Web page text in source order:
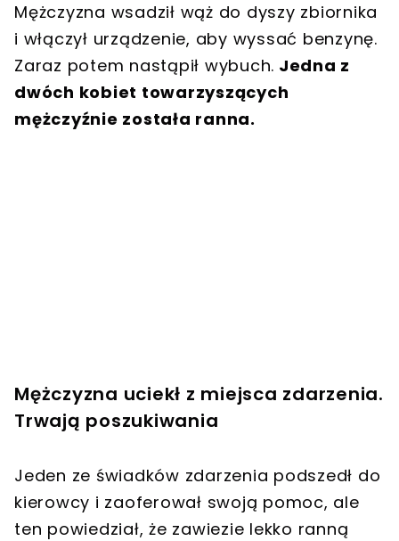
Mężczyzna wsadził wąż do dyszy zbiornika
i włączył urządzenie, aby wyssać benzynę.
Zaraz potem nastąpił wybuch. Jedna z
dwóch kobiet towarzyszących
mężczyźnie została ranna.
Mężczyzna uciekł z miejsca zdarzenia.
Trwają poszukiwania
Jeden ze świadków zdarzenia podszedł do
kierowcy i zaoferował swoją pomoc, ale
ten powiedział, że zawiezie lekko ranną